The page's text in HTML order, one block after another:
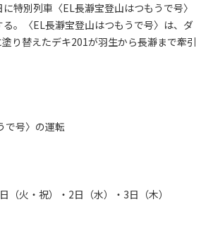
特別列車〈EL長瀞宝登山はつもうで号〉
。〈EL長瀞宝登山はつもうで号〉は、ダ
り替えたデキ201が羽生から長瀞まで牽引
で号〉の運転
火・祝）・2日（水）・3日（木）